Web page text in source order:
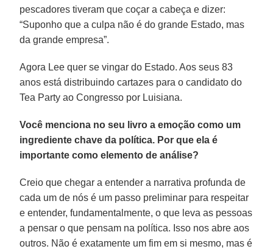
pescadores tiveram que coçar a cabeça e dizer:
“Suponho que a culpa não é do grande Estado, mas
da grande empresa”.
Agora Lee quer se vingar do Estado. Aos seus 83
anos está distribuindo cartazes para o candidato do
Tea Party ao Congresso por Luisiana.
Você menciona no seu livro a emoção como um
ingrediente chave da política. Por que ela é
importante como elemento de análise?
Creio que chegar a entender a narrativa profunda de
cada um de nós é um passo preliminar para respeitar
e entender, fundamentalmente, o que leva as pessoas
a pensar o que pensam na política. Isso nos abre aos
outros. Não é exatamente um fim em si mesmo, mas é